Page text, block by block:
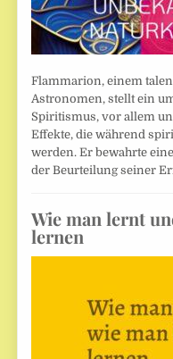
Flammarion, einem
Astronomen, stellt ein
Spiritismus, vor allem
Effekte, die während
werden. Er bewahrte
der Beurteilung seiner
Wie man lernt
lernen